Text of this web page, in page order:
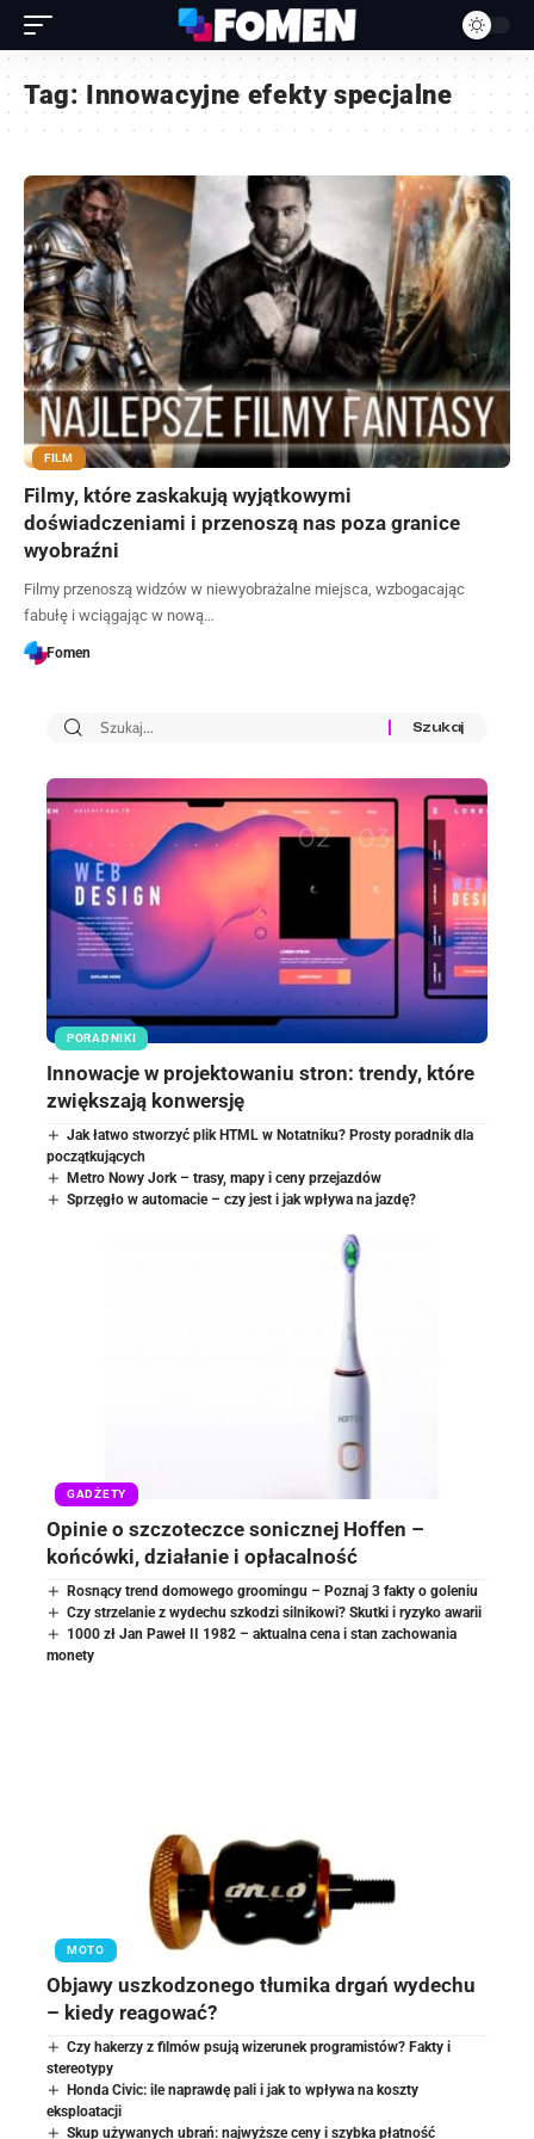
Tag: Innowacyjne efekty specjalne
FILM
Filmy, które zaskakują wyjątkowymi
doświadczeniami i przenoszą nas poza granice
wyobraźni
Filmy przenoszą widzów w niewyobrażalne miejsca, wzbogacając
fabułę i wciągając w nową…
Fomen
PORADNIKI
Innowacje w projektowaniu stron: trendy, które
zwiększają konwersję
Jak łatwo stworzyć plik HTML w Notatniku? Prosty poradnik dla
początkujących
Metro Nowy Jork – trasy, mapy i ceny przejazdów
Sprzęgło w automacie – czy jest i jak wpływa na jazdę?
GADŻETY
Opinie o szczoteczce sonicznej Hoffen –
końcówki, działanie i opłacalność
Rosnący trend domowego groomingu – Poznaj 3 fakty o goleniu
Czy strzelanie z wydechu szkodzi silnikowi? Skutki i ryzyko awarii
1000 zł Jan Paweł II 1982 – aktualna cena i stan zachowania
monety
MOTO
Objawy uszkodzonego tłumika drgań wydechu
– kiedy reagować?
Czy hakerzy z filmów psują wizerunek programistów? Fakty i
stereotypy
Honda Civic: ile naprawdę pali i jak to wpływa na koszty
eksploatacji
Skup używanych ubrań: najwyższe ceny i szybka płatność